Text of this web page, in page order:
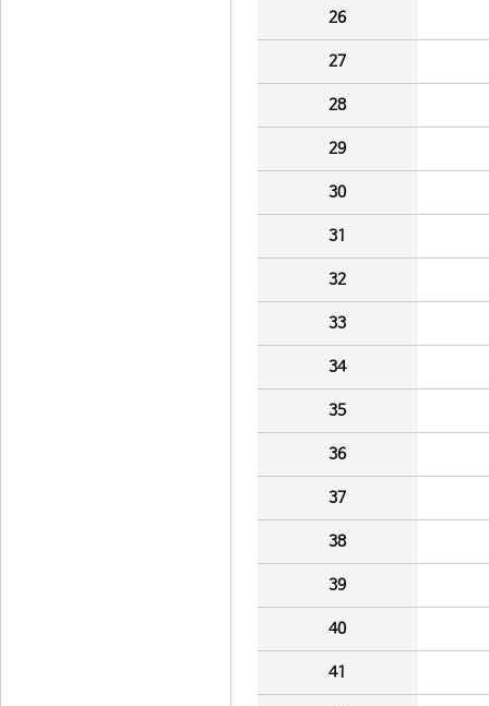
26
27
28
29
30
31
32
33
34
35
36
37
38
39
40
41